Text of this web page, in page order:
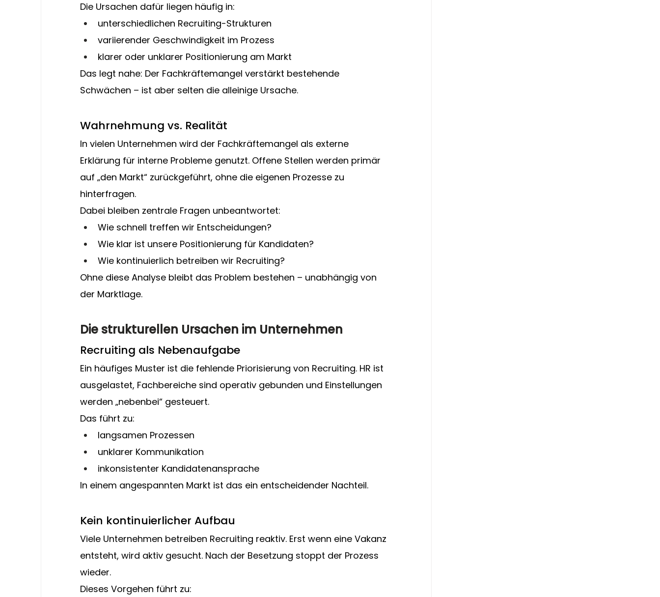
Die Ursachen dafür liegen häufig in:
unterschiedlichen Recruiting-Strukturen
variierender Geschwindigkeit im Prozess
klarer oder unklarer Positionierung am Markt
Das legt nahe: Der Fachkräftemangel verstärkt bestehende
Schwächen – ist aber selten die alleinige Ursache.
Wahrnehmung vs. Realität
In vielen Unternehmen wird der Fachkräftemangel als externe
Erklärung für interne Probleme genutzt. Offene Stellen werden primär
auf „den Markt“ zurückgeführt, ohne die eigenen Prozesse zu
hinterfragen.
Dabei bleiben zentrale Fragen unbeantwortet:
Wie schnell treffen wir Entscheidungen?
Wie klar ist unsere Positionierung für Kandidaten?
Wie kontinuierlich betreiben wir Recruiting?
Ohne diese Analyse bleibt das Problem bestehen – unabhängig von
der Marktlage.
Die strukturellen Ursachen im Unternehmen
Recruiting als Nebenaufgabe
Ein häufiges Muster ist die fehlende Priorisierung von Recruiting. HR ist
ausgelastet, Fachbereiche sind operativ gebunden und Einstellungen
werden „nebenbei“ gesteuert.
Das führt zu:
langsamen Prozessen
unklarer Kommunikation
inkonsistenter Kandidatenansprache
In einem angespannten Markt ist das ein entscheidender Nachteil.
Kein kontinuierlicher Aufbau
Viele Unternehmen betreiben Recruiting reaktiv. Erst wenn eine Vakanz
entsteht, wird aktiv gesucht. Nach der Besetzung stoppt der Prozess
wieder.
Dieses Vorgehen führt zu: